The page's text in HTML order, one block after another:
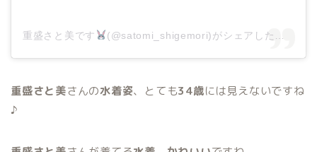
重盛さと美です (@satomi_shigemori)がシェアした投稿
重盛さと美さんの水着姿、とても34歳には見えないですね
♪